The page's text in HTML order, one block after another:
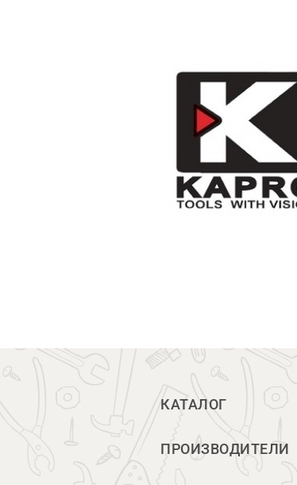
КАТАЛОГ
ПРОИЗВОДИТЕЛИ